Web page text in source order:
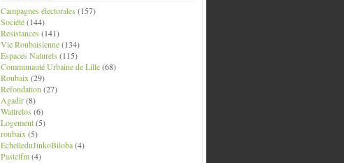
Campagnes électorales (157)
Société(144)
Resistances (141)
Vie Roubaisienne(134)
Espaces Naturels (115)
Communauté Urbaine de Lille(68)
Roubaix (29)
Refondation (27)
Agadir(8)
Wattrelos (6)
Logement(5)
roubaix (5)
EchelleduJinkoBiloba(4)
Pastelfm(4)